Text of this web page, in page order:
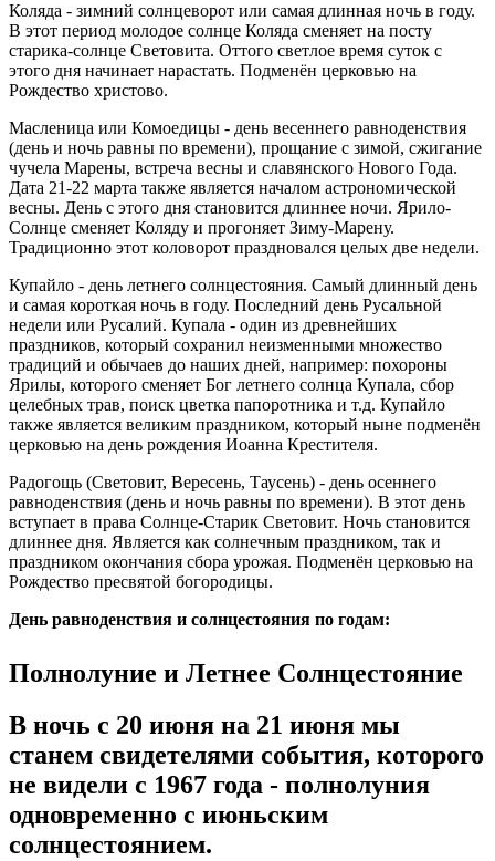
Коляда - зимний солнцеворот или самая длинная ночь в году.
В этот период молодое солнце Коляда сменяет на посту
старика-солнце Световита. Оттого светлое время суток с
этого дня начинает нарастать. Подменён церковью на
Рождество христово.
Масленица или Комоедицы - день весеннего равноденствия
(день и ночь равны по времени), прощание с зимой, сжигание
чучела Марены, встреча весны и славянского Нового Года.
Дата 21-22 марта также является началом астрономической
весны. День с этого дня становится длиннее ночи. Ярило-
Солнце сменяет Коляду и прогоняет Зиму-Марену.
Традиционно этот коловорот праздновался целых две недели.
Купайло - день летнего солнцестояния. Самый длинный день
и самая короткая ночь в году. Последний день Русальной
недели или Русалий. Купала - один из древнейших
праздников, который сохранил неизменными множество
традиций и обычаев до наших дней, например: похороны
Ярилы, которого сменяет Бог летнего солнца Купала, сбор
целебных трав, поиск цветка папоротника и т.д. Купайло
также является великим праздником, который ныне подменён
церковью на день рождения Иоанна Крестителя.
Радогощь (Световит, Вересень, Таусень) - день осеннего
равноденствия (день и ночь равны по времени). В этот день
вступает в права Солнце-Старик Световит. Ночь становится
длиннее дня. Является как солнечным праздником, так и
праздником окончания сбора урожая. Подменён церковью на
Рождество пресвятой богородицы.
День равноденствия и солнцестояния по годам:
Полнолуние и Летнее Солнцестояние
В ночь с 20 июня на 21 июня мы
станем свидетелями события, которого
не видели с 1967 года - полнолуния
одновременно с июньским
солнцестоянием.